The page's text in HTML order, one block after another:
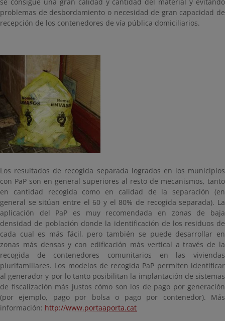
problemas de desbordamiento o necesidad de gran capacidad de
recepción de los contenedores de vía pública domiciliarios.
Los resultados de recogida separada logrados en los municipios
con PaP son en general superiores al resto de mecanismos, tanto
en cantidad recogida como en calidad de la separación (en
general se sitúan entre el 60 y el 80% de recogida separada). La
aplicación del PaP es muy recomendada en zonas de baja
densidad de población donde la identificación de los residuos de
cada cual es más fácil, pero también se puede desarrollar en
zonas más densas y con edificación más vertical a través de la
recogida de contenedores comunitarios en las viviendas
plurifamiliares. Los modelos de recogida PaP permiten identificar
al generador y por lo tanto posibilitan la implantación de sistemas
de fiscalización más justos cómo son los de pago por generación
(por ejemplo, pago por bolsa o pago por contenedor). Más
información: http://www.portaaporta.cat